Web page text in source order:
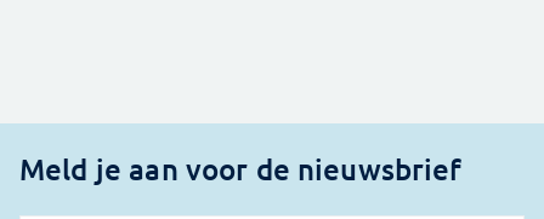
Meld je aan voor de nieuwsbrief